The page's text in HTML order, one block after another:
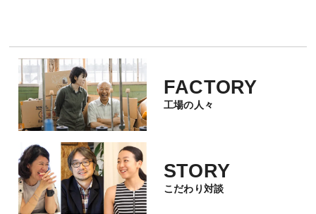
FACTORY
工場の人々
STORY
こだわり対談